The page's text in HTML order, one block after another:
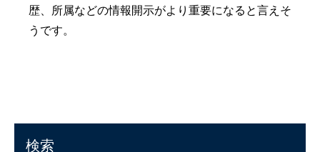
歴、所属などの情報開示がより重要になると言えそ
うです。
検索